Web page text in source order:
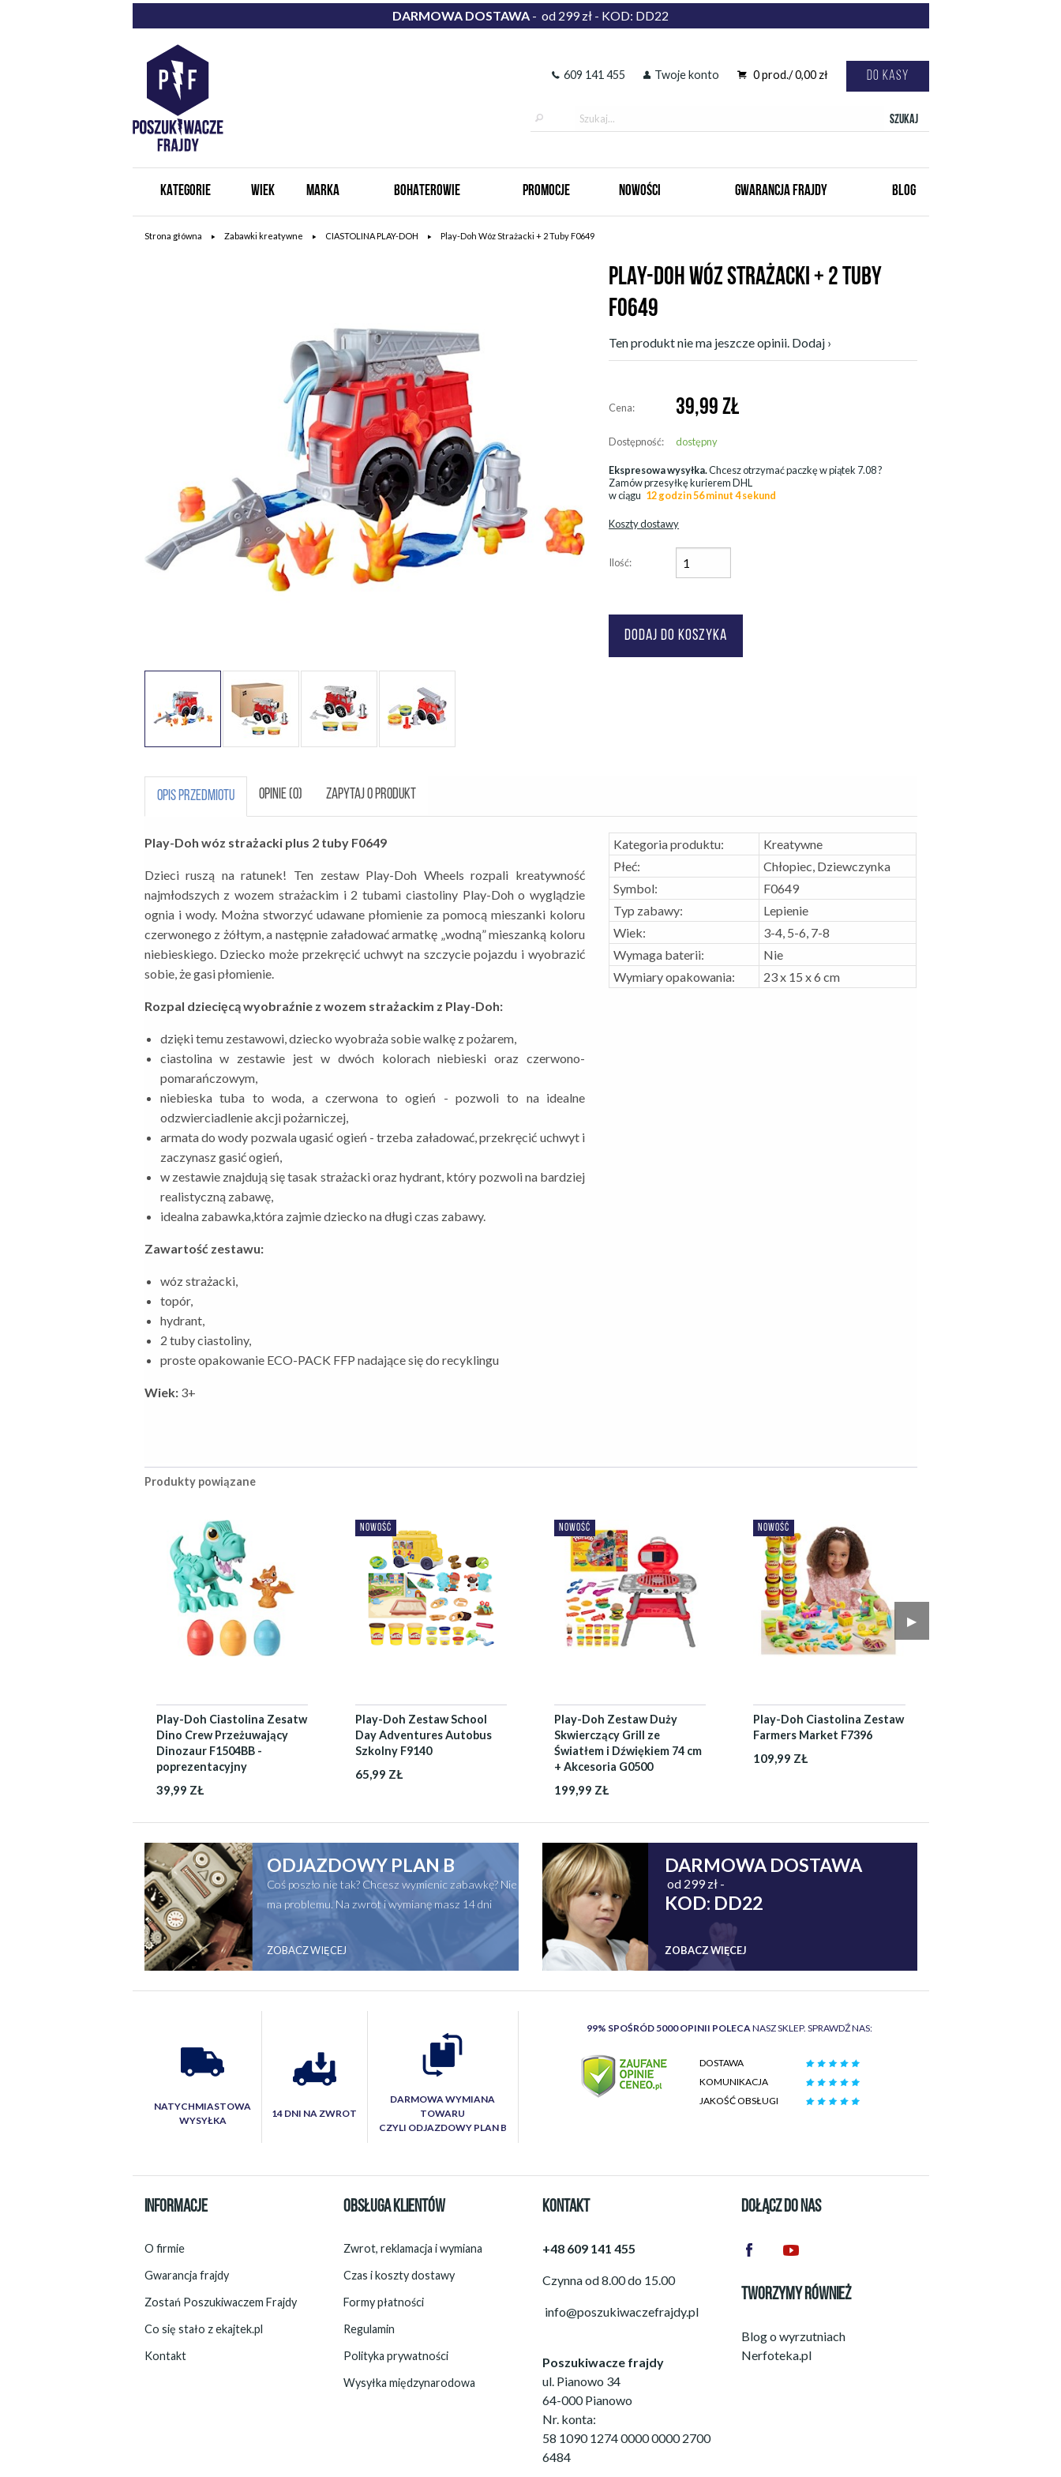
DARMOWA DOSTAWA - od 299 zł - KOD: DD22
609 141 455 Twoje konto 0 prod./0,00 zł Do kasy
Szukaj
KATEGORIE WIEK MARKA BOHATEROWIE PROMOCJE NOWOŚCI GWARANCJA FRAJDY BLOG
Strona główna Zabawki kreatywne CIASTOLINA PLAY-DOH Play-Doh Wóz Strażacki + 2 Tuby F0649
PLAY-DOH WÓZ STRAŻACKI + 2 TUBY
F0649
Ten produkt nie ma jeszcze opinii. Dodaj ›
Cena: 39,99 ZŁ
Dostępność: dostępny
Ekspresowa wysyłka.Chcesz otrzymać paczkę wpiątek 7.08?
Zamów przesyłkę kurierem DHL
w ciągu 12 godzin 56 minut 2 sekund
Koszty dostawy
Ilość:
OPIS PRZEDMIOTU OPINIE (0) ZAPYTAJ O PRODUKT
Play-Doh wóz strażacki plus 2 tuby F0649
Dzieci ruszą na ratunek! Ten zestaw Play-Doh Wheels rozpali kreatywność
najmłodszych z wozem strażackim i 2 tubami ciastoliny Play-Doh o wyglądzie
ognia i wody. Można stworzyć udawane płomienie za pomocą mieszanki koloru
czerwonego z żółtym, a następnie załadować armatkę „wodną” mieszanką koloru
niebieskiego. Dziecko może przekręcić uchwyt na szczycie pojazdu i wyobrazić
sobie, że gasi płomienie.
Rozpal dziecięcą wyobraźnie z wozem strażackim z Play-Doh:
dzięki temu zestawowi, dziecko wyobraża sobie walkę z pożarem,
ciastolina w zestawie jest w dwóch kolorach niebieski oraz czerwono-
pomarańczowym,
niebieska tuba to woda, a czerwona to ogień - pozwoli to na idealne
odzwierciadlenie akcji pożarniczej,
armata do wody pozwala ugasić ogień - trzeba załadować, przekręcić uchwyt i
zaczynasz gasić ogień,
w zestawie znajdują się tasak strażacki oraz hydrant, który pozwoli na bardziej
realistyczną zabawę,
idealna zabawka,która zajmie dziecko na długi czas zabawy.
Zawartość zestawu:
wóz strażacki,
topór,
hydrant,
2 tuby ciastoliny,
proste opakowanie ECO-PACK FFP nadające się do recyklingu
Wiek:3+
Kategoria produktu:
Kreatywne
Płeć:
Chłopiec, Dziewczynka
Symbol:
F0649
Typ zabawy:
Lepienie
Wiek:
3-4, 5-6, 7-8
Wymaga baterii:
Nie
Wymiary opakowania:
23 x 15 x 6 cm
Produkty powiązane
▶︎
Play-Doh Ciastolina Zesatw
Dino Crew Przeżuwający
Dinozaur F1504BB -
poprezentacyjny
39,99 ZŁ
NOWOŚĆ
Play-Doh Zestaw School
Day Adventures Autobus
Szkolny F9140
65,99 ZŁ
NOWOŚĆ
Play-Doh Zestaw Duży
Skwierczący Grill ze
Światłem i Dźwiękiem 74 cm
+ Akcesoria G0500
199,99 ZŁ
NOWOŚĆ
Play-Doh Ciastolina Zestaw
Farmers Market F7396
109,99 ZŁ
ODJAZDOWY PLAN B
Coś poszło nie tak? Chcesz wymienic zabawkę? Nie
ma problemu. Na zwrot i wymianę masz 14 dni
ZOBACZ WIĘCEJ
DARMOWA DOSTAWA
od 299 zł -
KOD: DD22
ZOBACZ WIĘCEJ
NATYCHMIASTOWA
WYSYŁKA
14 DNI NA ZWROT
DARMOWA WYMIANA
TOWARU
CZYLI ODJAZDOWY PLAN B
99% SPOŚRÓD 5000 OPINII POLECA NASZ SKLEP. SPRAWDŹ NAS:
DOSTAWA
KOMUNIKACJA
JAKOŚĆ OBSŁUGI
INFORMACJE
O firmie
Gwarancja frajdy
Zostań Poszukiwaczem Frajdy
Co się stało z ekajtek.pl
Kontakt
OBSŁUGA KLIENTÓW
Zwrot, reklamacja i wymiana
Czas i koszty dostawy
Formy płatności
Regulamin
Polityka prywatności
Wysyłka międzynarodowa
KONTAKT
+48 609 141 455
Czynna od 8.00 do 15.00
info@poszukiwaczefrajdy.pl
Poszukiwacze frajdy
ul. Pianowo 34
64-000 Pianowo
Nr. konta:
58 1090 1274 0000 0000 2700
6484
DOŁĄCZ DO NAS
TWORZYMY RÓWNIEŻ
Blog o wyrzutniach
Nerfoteka.pl